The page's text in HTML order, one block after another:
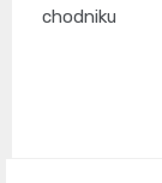
chodniku